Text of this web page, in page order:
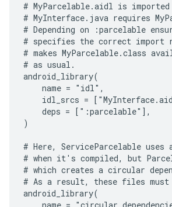
# MyParcelable.aidl is
# MyInterface.java requires
# Depending on :parcelable
# specifies the correct import
# makes MyParcelable.class
# as usual.
android_library(
    name = "idl",
idl_srcs =
    deps = [":parcelable"],
)
# Here, ServiceParcelable uses
# when it's compiled, but
# which creates a circular
# As a result, these files must
android_library(